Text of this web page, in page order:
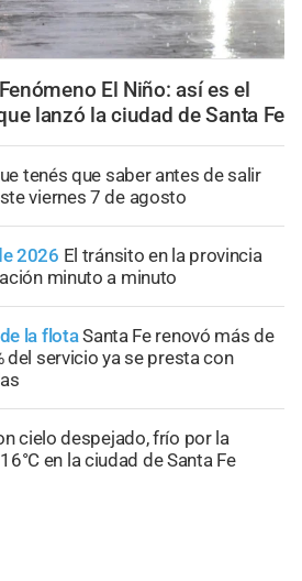
Fenómeno El Niño: así es el
lanzó la ciudad de Santa Fe
tenés que saber antes de salir
viernes 7 de agosto
2026 El tránsito en la provincia
minuto a minuto
la flotaSanta Fe renovó más de
del servicio ya se presta con
cielo despejado, frío por la
en la ciudad de Santa Fe